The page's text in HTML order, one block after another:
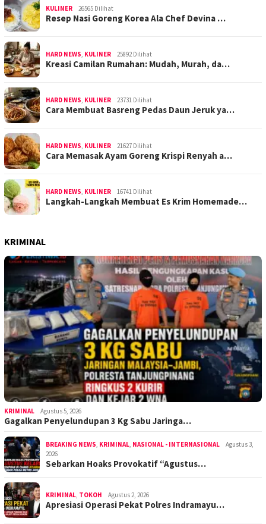
KULINER 26565 Dilihat
Resep Nasi Goreng Korea Ala Chef Devina …
HARD NEWS, KULINER 25892 Dilihat
Kreasi Camilan Rumahan: Mudah, Murah, da…
HARD NEWS, KULINER 23731 Dilihat
Cara Membuat Basreng Pedas Daun Jeruk ya…
HARD NEWS, KULINER 21627 Dilihat
Cara Memasak Ayam Goreng Krispi Renyah a…
HARD NEWS, KULINER 16741 Dilihat
Langkah-Langkah Membuat Es Krim Homemade…
KRIMINAL
KRIMINAL Agustus 5, 2026
Gagalkan Penyelundupan 3 Kg Sabu Jaringa…
BREAKING NEWS, KRIMINAL, NASIONAL - INTERNASIONAL
Agustus 3,
2026
Sebarkan Hoaks Provokatif “Agustus…
KRIMINAL, TOKOH Agustus 2, 2026
Apresiasi Operasi Pekat Polres Indramayu…